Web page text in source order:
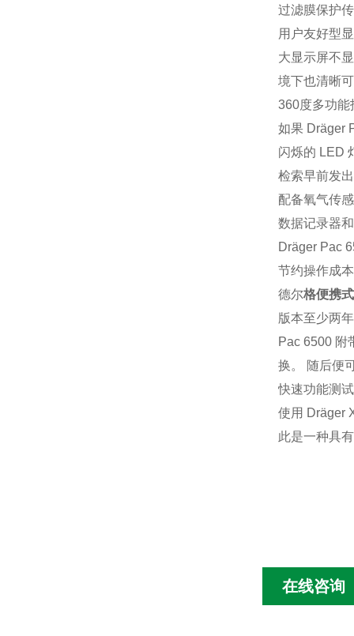
过滤膜保护
用户友好型
大显示屏不
境下也清晰
360度多功能
如果 Dräger
闪烁的 LED
检索早前发
配备氧气传
数据记录器
Dräger Pac
节约操作成本
德尔格便携
版本至少两
Pac 6500 附
换。 随后便
快速功能测
使用 Dräger
此是一种具
在线咨询